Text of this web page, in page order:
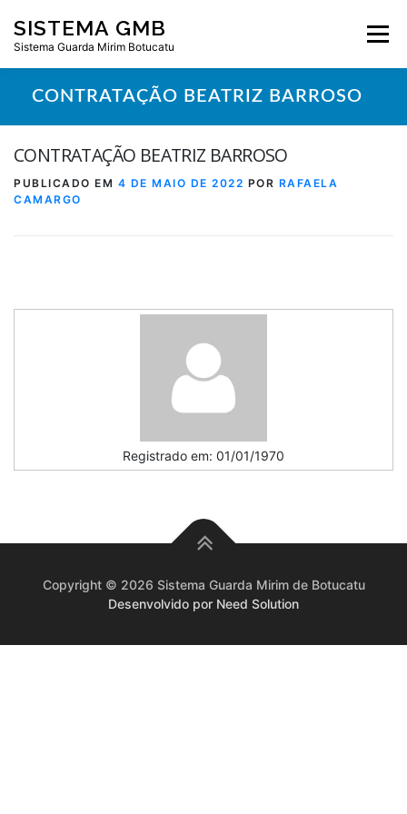
para
conteúdo
SISTEMA GMB
Sistema Guarda Mirim Botucatu
Menu
CONTRATAÇÃO BEATRIZ BARROSO
CONTRATAÇÃO BEATRIZ BARROSO
PUBLICADO EM 4 DE MAIO DE 2022 POR RAFAELA
CAMARGO
Registrado em: 01/01/1970
Copyright © 2026 Sistema Guarda Mirim de Botucatu
Desenvolvido por Need Solution